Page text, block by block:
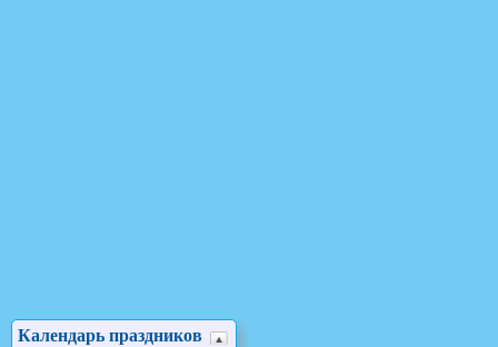
Календарь праздников